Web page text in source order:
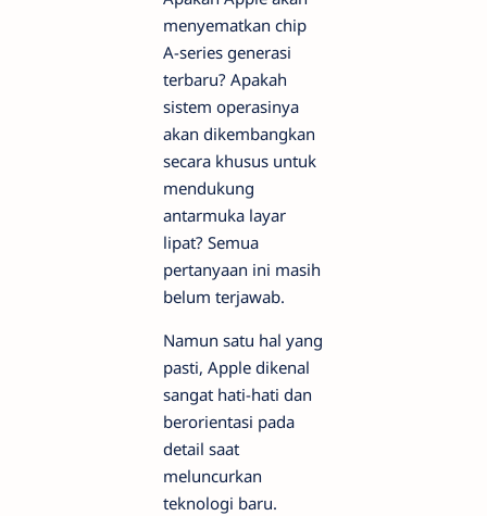
menyematkan chip
A-series generasi
terbaru? Apakah
sistem operasinya
akan dikembangkan
secara khusus untuk
mendukung
antarmuka layar
lipat? Semua
pertanyaan ini masih
belum terjawab.
Namun satu hal yang
pasti, Apple dikenal
sangat hati-hati dan
berorientasi pada
detail saat
meluncurkan
teknologi baru.